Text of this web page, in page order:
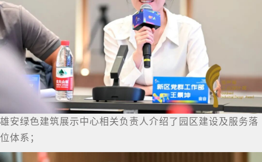
雄安绿色建筑展示中心相关负责人介绍了园区建设及服务落
位体系；